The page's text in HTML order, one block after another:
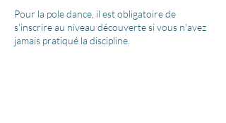
Pour la pole dance, il est obligatoire de
s'inscrire au niveau découverte si vous n'avez
jamais pratiqué la discipline.